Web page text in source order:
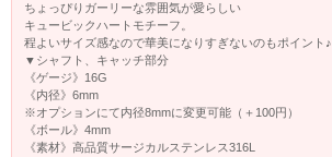
ちょっぴりガーリーな雰囲気が愛らしい
キュービックハートモチーフ。
程よいサイズ感なので華美になりすぎないのもポイント♪
▼シャフト、キャッチ部分
《ゲージ》16G
《内径》6mm
※オプションにて内径8mmに変更可能（＋100円）
《ボール》4mm
《素材》高品質サージカルステンレス316L